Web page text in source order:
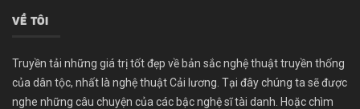
VỀ TÔI
Truyền tải những giá trị tốt đẹp về bản sắc nghệ thuật truyền thống
của dân tộc, nhất là nghệ thuật Cải lương. Tại đây chúng ta sẽ được
nghe những câu chuyện của các bậc nghệ sĩ tài danh. Hoặc chìm